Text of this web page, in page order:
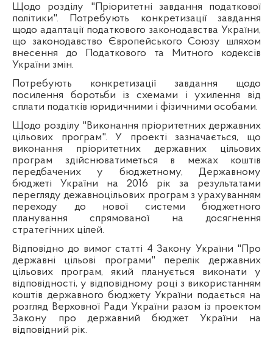
Щодо розділу "Пріоритетні завдання податкової
політики". Потребують конкретизації завдання
щодо адаптації податкового законодавства України,
що законодавство Європейського Союзу шляхом
внесення до Податкового та Митного кодексів
України змін.
Потребують конкретизації завдання щодо
посилення боротьби із схемами і ухилення від
сплати податків юридичними і фізичними особами.
Щодо розділу "Виконання пріоритетних державних
цільових програм". У проекті зазначається, що
виконання пріоритетних державних цільових
програм здійснюватиметься в межах коштів
передбачених у бюджетному, Державному
бюджеті України на 2016 рік за результатами
перегляду дежавноцільових програм з урахуванням
переходу до нової системи бюджетного
планування спрямованої на досягнення
стратегічних цілей.
Відповідно до вимог статті 4 Закону України "Про
державні цільові програми" перелік державних
цільових програм, який планується виконати у
відповідності, у відповідному році з використанням
коштів державного бюджету України подається на
розгляд Верховної Ради України разом із проектом
Закону про державний бюджет України на
відповідний рік.